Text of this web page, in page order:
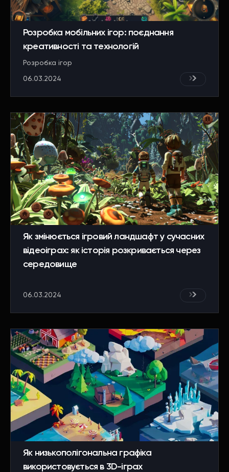
Розробка мобільних ігор: поєднання
креативності та технологій
Розробка ігор
06.03.2024
Як змінюється ігровий ландшафт у сучасних
відеоіграх: як історія розкривається через
середовище
06.03.2024
Як низькополігональна графіка
використовується в 3D-іграх